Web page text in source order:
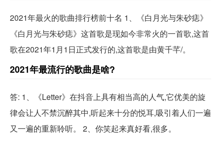
2021年最火的歌曲排行榜前十名 1、《白月光与朱砂痣》
《白月光与朱砂痣》这首歌是现如今非常火的一首歌,这首
歌在2021年1月1日正式发行的,这首歌是由黄千芊/。
2021年最流行的歌曲是啥?
答: 1、《Letter》在抖音上具有相当高的人气,它优美的旋
律会让人不禁沉醉其中,听起来十分的悦耳,吸引着人们一遍
又一遍的重新聆听。 2、你笑起来真好看,很多。